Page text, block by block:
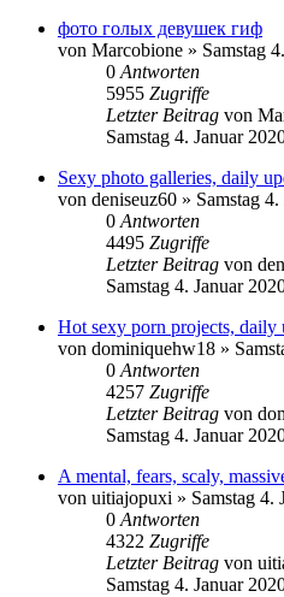
фото голых девушек гиф
von Marcobione » Samstag
0 Antworten
5955 Zugriffe
Letzter Beitrag von
Samstag 4. Januar
Sexy photo galleries, daily
von deniseuz60 » Samstag
0 Antworten
4495 Zugriffe
Letzter Beitrag von
Samstag 4. Januar
Hot sexy porn projects, daily
von dominiquehw18 »
0 Antworten
4257 Zugriffe
Letzter Beitrag von
Samstag 4. Januar
A mental, fears, scaly,
von uitiajopuxi » Samstag 4.
0 Antworten
4322 Zugriffe
Letzter Beitrag von
Samstag 4. Januar